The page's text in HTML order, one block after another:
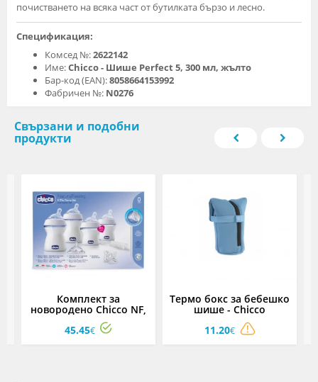
почистването на всяка част от бутилката бързо и лесно.
Спецификация:
Комсед №:2622142
Име:Chicco - Шише Perfect 5, 300 мл, жълто
Бар-код (EAN):8058664153992
Фабричен №: N0276
Свързани и подобни
продукти
Комплект за
новородено Chicco NF,
голям
45.45€
Термо бокс за бебешко
шише - Chicco
11.20€